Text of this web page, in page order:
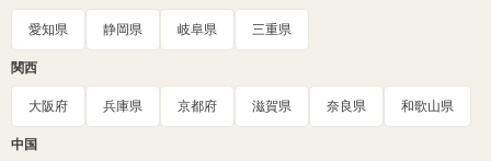
愛知県 静岡県 岐阜県 三重県
関西
大阪府 兵庫県 京都府 滋賀県 奈良県 和歌山県
中国